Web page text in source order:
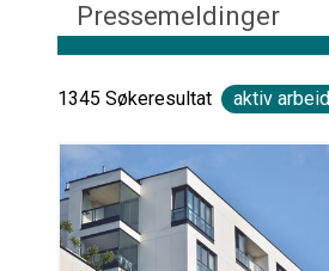
Pressemeldinger
1345 Søkeresultat aktiv